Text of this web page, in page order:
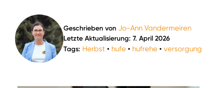
Geschrieben von Jo-Ann Vandermeiren
Letzte Aktualisierung: 7. April 2026
Tags: Herbst • hufe • hufrehe • versorgung